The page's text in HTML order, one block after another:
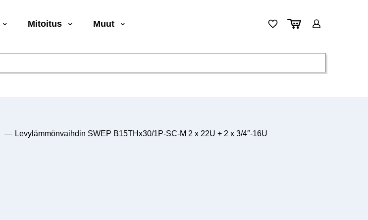
Mitoitus Muut
— Levylämmönvaihdin SWEP B15THx30/1P-SC-M 2 x 22U + 2 x 3/4″-16U